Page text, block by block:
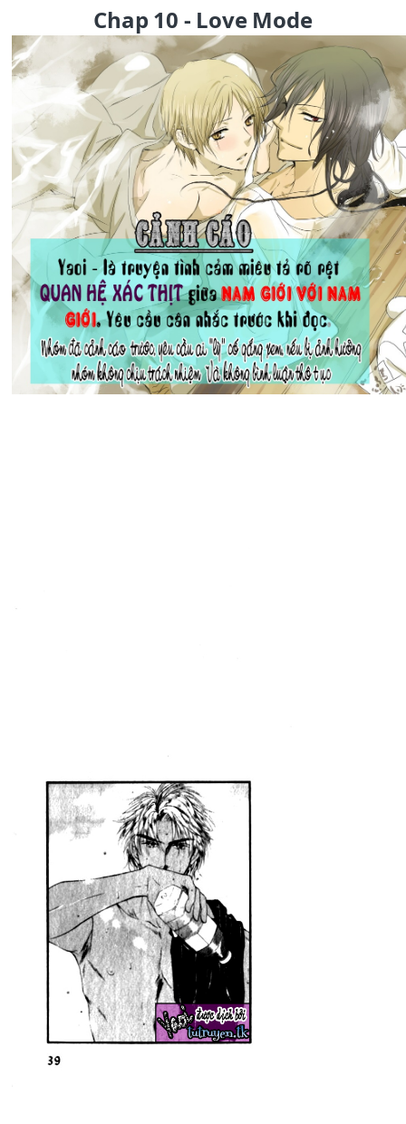
Chap 10 - Love Mode